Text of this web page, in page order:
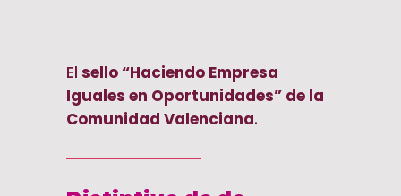
El sello “Haciendo Empresa
Iguales en Oportunidades” de la
Comunidad Valenciana.